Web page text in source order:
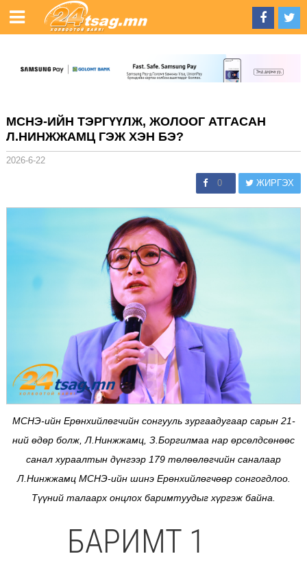
МСНЭ-ИЙН ТЭРГҮҮЛЖ, ЖОЛООГ АТГАСАН
Л.НИНЖЖАМЦ ГЭЖ ХЭН БЭ?
2026-6-22
0 ЖИРГЭХ
МСНЭ-ийн Ерөнхийлөгчийн сонгууль зургаадугаар сарын 21-
ний өдөр болж, Л.Нинжжамц, З.Боргилмаа нар өрсөлдсөнөөс
санал хураалтын дүнгээр 179 төлөөлөгчийн саналаар
Л.Нинжжамц МСНЭ-ийн шинэ Ерөнхийлөгчөөр сонгогдлоо.
Түүний талаарх онцлох баримтуудыг хүргэж байна.
БАРИМТ 1